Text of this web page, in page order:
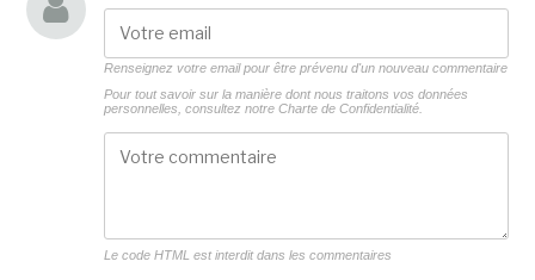
Renseignez votre email pour être prévenu d'un nouveau commentaire
Pour tout savoir sur la manière dont nous traitons vos données
personnelles, consultez notre Charte de Confidentialité.
Le code HTML est interdit dans les commentaires